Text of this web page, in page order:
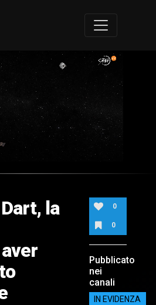
la
0
0
Pubblicato
nei
canali
IN EVIDENZA